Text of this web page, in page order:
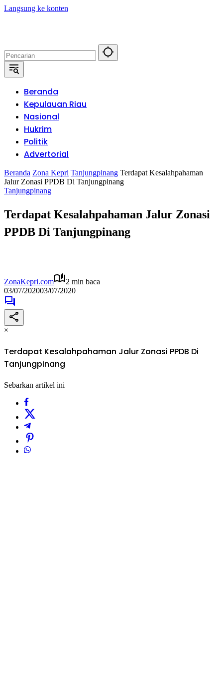
Langsung ke konten
Beranda
Kepulauan Riau
Nasional
Hukrim
Politik
Advertorial
Beranda Zona Kepri Tanjungpinang Terdapat Kesalahpahaman
Jalur Zonasi PPDB Di Tanjungpinang
Tanjungpinang
Terdapat Kesalahpahaman Jalur Zonasi
PPDB Di Tanjungpinang
ZonaKepri.com
2 min baca
03/07/202003/07/2020
×
Terdapat Kesalahpahaman Jalur Zonasi PPDB Di
Tanjungpinang
Sebarkan artikel ini